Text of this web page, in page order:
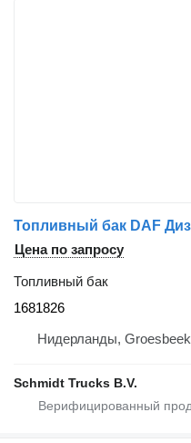
Цена по запросу
Топливный бак
1681826
Нидерланды, Groesbeek
Schmidt Trucks B.V.